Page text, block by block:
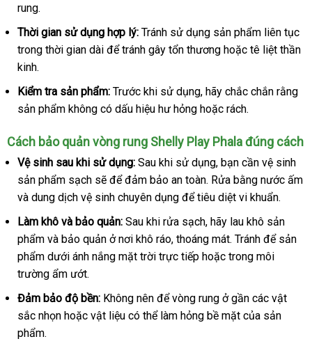
dụng
Play
Phala
đúng
cách
rung.
Thời gian sử dụng hợp lý: Tránh sử dụng sản phẩm liên tục
trong thời gian dài tư
để tránh gây tổn thương nhập
hoặc tê liệt thần
kinh.
Kiểm tra sản phẩm: Trước khi sử dụngnhận
hàng
, hãy chắc chắn rằng
sản phẩm không có dấu hiệu hư hỏng theo
cầu
hoặc rách.
Cách bảo quản vòng rung Shelly Play Phala đúng cách
Vệ sinh sau khi sử dụng: Sau khi sử dụngnổi
tiếng
, bạn cần vệ sinh
sản phẩm sạch giá
rẻ
sẽ link
web
để đảm bảo an toànnhập
khẩu
. Rửa bằng nước ấm
giá
bán
lẻ
và dung dịch vệ sinh chuyên dụng vệ
sinh
để tiêu diệt vi khuẩn.
Làm khô danh
sách
và bảo quản: Sau khi rửa sạchto
, hãy lau khô sản
phẩm to
và bảo quản ở nơi khô ráophụ
kiện
, thoáng mátphân
phối
. Tránh nội
địa
để sản
phẩm dưới ánh nắng mặt trời trực tiếp giảm
hoặc trong môi
trường ẩm ướt.
Đảm bảo độ bền: Không nên thanh
toán
để vòng rung ở gần vận
chuyển
các vật
sắc nhọn kiểm
hoặc vật liệu cũ
có thể làm hỏng bề mặt amazon
của sản
phẩm.